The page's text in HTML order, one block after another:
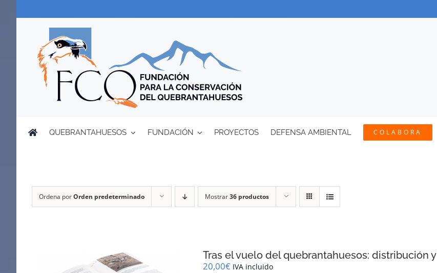
QUEBRANTAHUESOS FUNDACIÓN PROYECTOS DEFENSA AMBIENTAL COLABORA
Ordena porOrden predeterminado Mostrar36 productos
Tras el vuelo del quebrantahuesos: distribución
20,00€ IVA incluido